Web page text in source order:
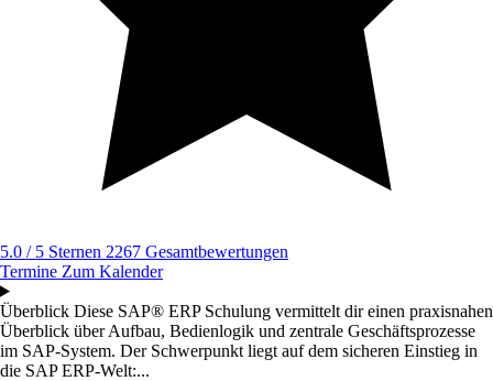
5.0 / 5 Sternen 2267 Gesamtbewertungen
Termine Zum Kalender
Überblick Diese SAP® ERP Schulung vermittelt dir einen praxisnahen
Überblick über Aufbau, Bedienlogik und zentrale Geschäftsprozesse
im SAP-System. Der Schwerpunkt liegt auf dem sicheren Einstieg in
die SAP ERP-Welt:...